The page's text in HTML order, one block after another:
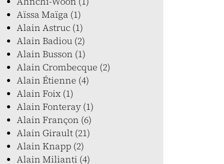
Aïssa Maïga (1)
Alain Astruc (1)
Alain Badiou (2)
Alain Busson (1)
Alain Crombecque (2)
Alain Étienne (4)
Alain Foix (1)
Alain Fonteray (1)
Alain Françon (6)
Alain Girault (21)
Alain Knapp (2)
Alain Milianti (4)